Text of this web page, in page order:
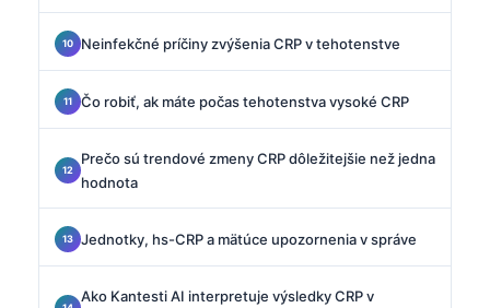
Neinfekčné príčiny zvýšenia CRP v tehotenstve
Čo robiť, ak máte počas tehotenstva vysoké CRP
Prečo sú trendové zmeny CRP dôležitejšie než jedna
hodnota
Jednotky, hs-CRP a mätúce upozornenia v správe
Ako Kantesti AI interpretuje výsledky CRP v